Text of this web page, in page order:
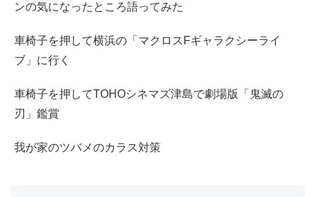
ンの気になったところ語ってみた
車椅子を押して横浜の「マクロスFギャラクシーライ
ブ」に行く
車椅子を押してTOHOシネマズ津島で劇場版「鬼滅の
刃」鑑賞
我が家のツバメのカラス対策